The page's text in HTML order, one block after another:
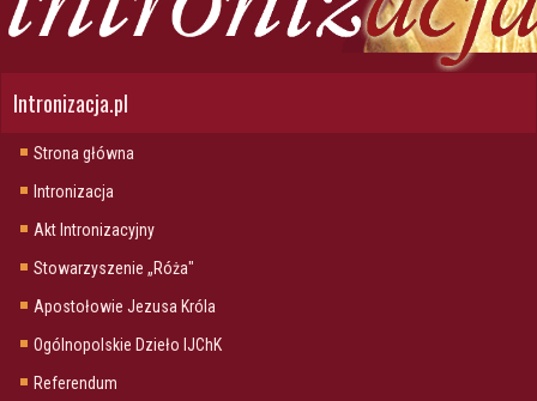
Intronizacja.pl
Strona główna
Intronizacja
Akt Intronizacyjny
Stowarzyszenie „Róża"
Apostołowie Jezusa Króla
Ogólnopolskie Dzieło IJChK
Referendum